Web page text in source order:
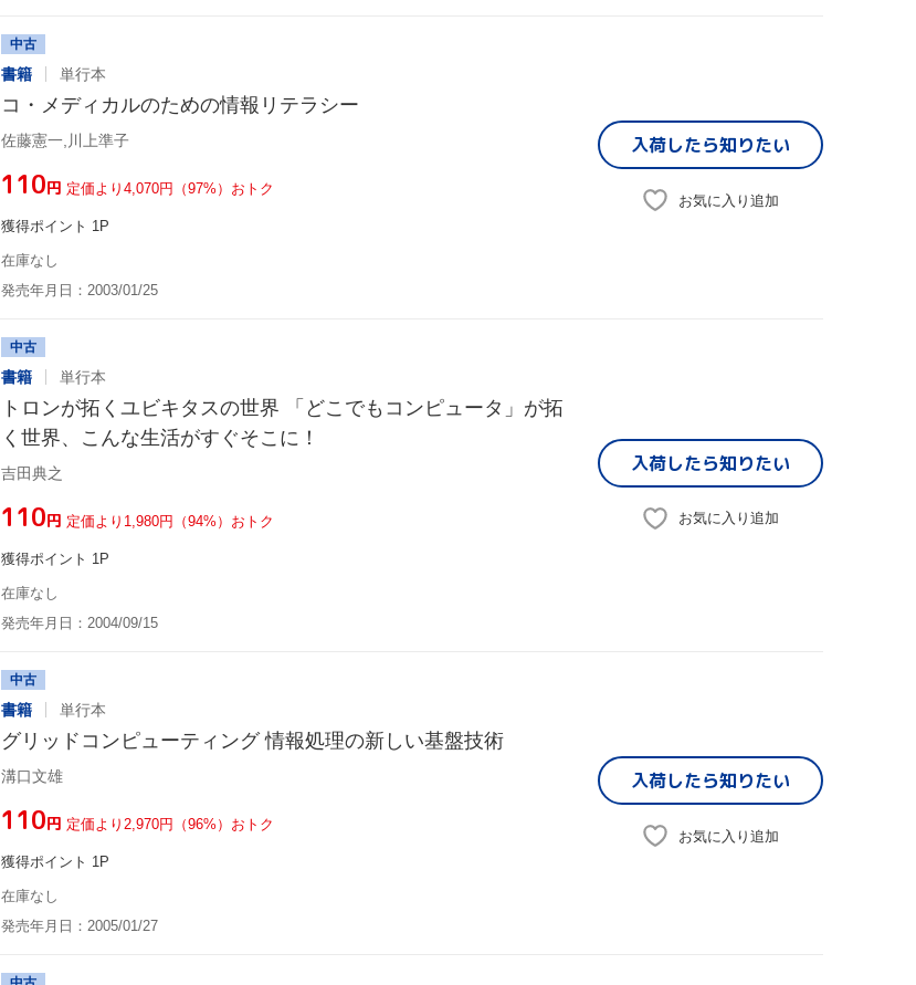
中古
書籍 単行本
コ・メディカルのための情報リテラシー
佐藤憲一,川上準子
¥110円 定価より4,070円（97%）おトク
獲得ポイント 1P
在庫なし
発売年月日：2003/01/25
入荷したら知りたい
お気に入り追加
中古
書籍 単行本
トロンが拓くユビキタスの世界 「どこでもコンピュータ」が拓
く世界、こんな生活がすぐそこに！
吉田典之
¥110円 定価より1,980円（94%）おトク
獲得ポイント 1P
在庫なし
発売年月日：2004/09/15
入荷したら知りたい
お気に入り追加
中古
書籍 単行本
グリッドコンピューティング 情報処理の新しい基盤技術
溝口文雄
¥110円 定価より2,970円（96%）おトク
獲得ポイント 1P
在庫なし
発売年月日：2005/01/27
入荷したら知りたい
お気に入り追加